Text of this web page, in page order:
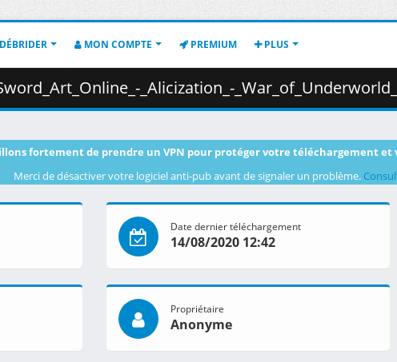
MON COMPTE PREMIUM PLUS
_Alicization_-_War_of_Underworld_-
fortement de prendre un VPN pour protéger votre téléchargement et
Merci de désactiver votre logiciel anti-pub avant de signaler un problème.
Date dernier téléchargement
14/08/2020 12:42
Propriétaire
Anonyme